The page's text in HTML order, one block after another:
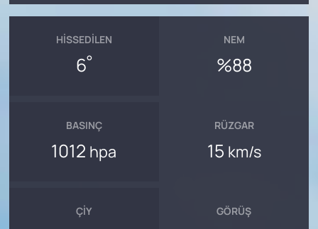
HISSEDILEN
6°
NEM
%88
BASINÇ
1012 hpa
RÜZGAR
15 km/s
ÇIY GÖRÜŞ